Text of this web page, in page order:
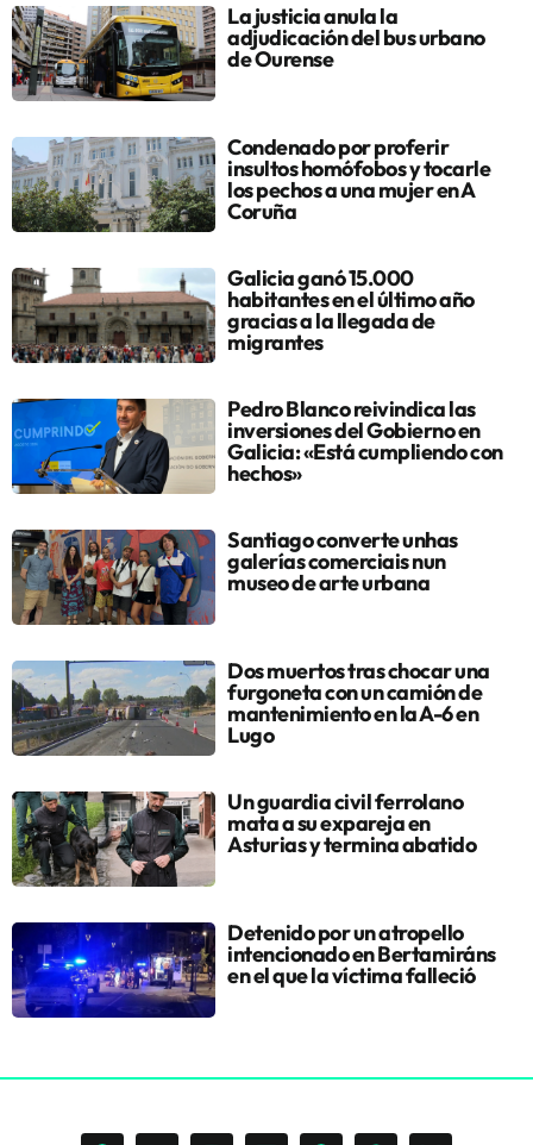
La justicia anula la
adjudicación del bus urbano
de Ourense
Condenado por proferir
insultos homófobos y tocarle
los pechos a una mujer en A
Coruña
Galicia ganó 15.000
habitantes en el último año
gracias a la llegada de
migrantes
Pedro Blanco reivindica las
inversiones del Gobierno en
Galicia: «Está cumpliendo con
hechos»
Santiago converte unhas
galerías comerciais nun
museo de arte urbana
Dos muertos tras chocar una
furgoneta con un camión de
mantenimiento en la A-6 en
Lugo
Un guardia civil ferrolano
mata a su expareja en
Asturias y termina abatido
Detenido por un atropello
intencionado en Bertamiráns
en el que la víctima falleció